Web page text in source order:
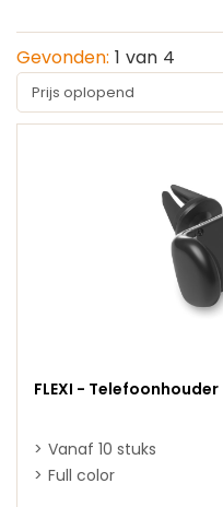
Gevonden: 1 van 4
FLEXI - Telefoonhouder
Vanaf 10 stuks
Full color